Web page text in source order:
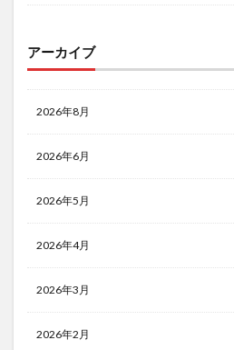
アーカイブ
2026年8月
2026年6月
2026年5月
2026年4月
2026年3月
2026年2月